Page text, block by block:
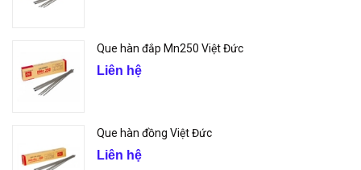
Que hàn đắp Mn250 Việt Đức
Liên hệ
Que hàn đồng Việt Đức
Liên hệ